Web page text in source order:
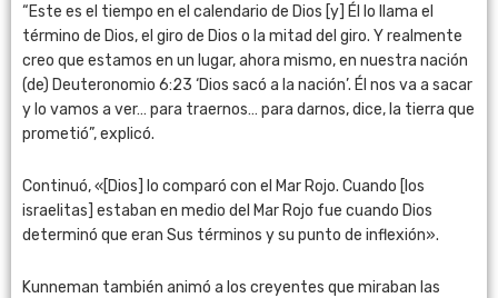
“Este es el tiempo en el calendario de Dios [y] Él lo llama el
término de Dios, el giro de Dios o la mitad del giro. Y realmente
creo que estamos en un lugar, ahora mismo, en nuestra nación
(de) Deuteronomio 6:23 ‘Dios sacó a la nación’. Él nos va a sacar
y lo vamos a ver… para traernos… para darnos, dice, la tierra que
prometió”, explicó.
Continuó, «[Dios] lo comparó con el Mar Rojo. Cuando [los
israelitas] estaban en medio del Mar Rojo fue cuando Dios
determinó que eran Sus términos y su punto de inflexión».
Kunneman también animó a los creyentes que miraban las